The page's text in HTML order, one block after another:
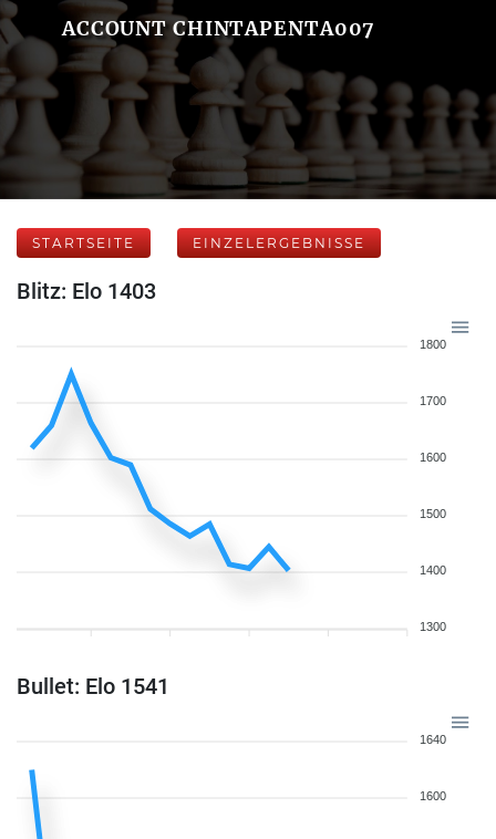
ACCOUNT CHINTAPENTA007
STARTSEITE EINZELERGEBNISSE
Blitz: Elo 1403
1800
1700
1600
1500
1400
1300
Bullet: Elo 1541
1640
1600